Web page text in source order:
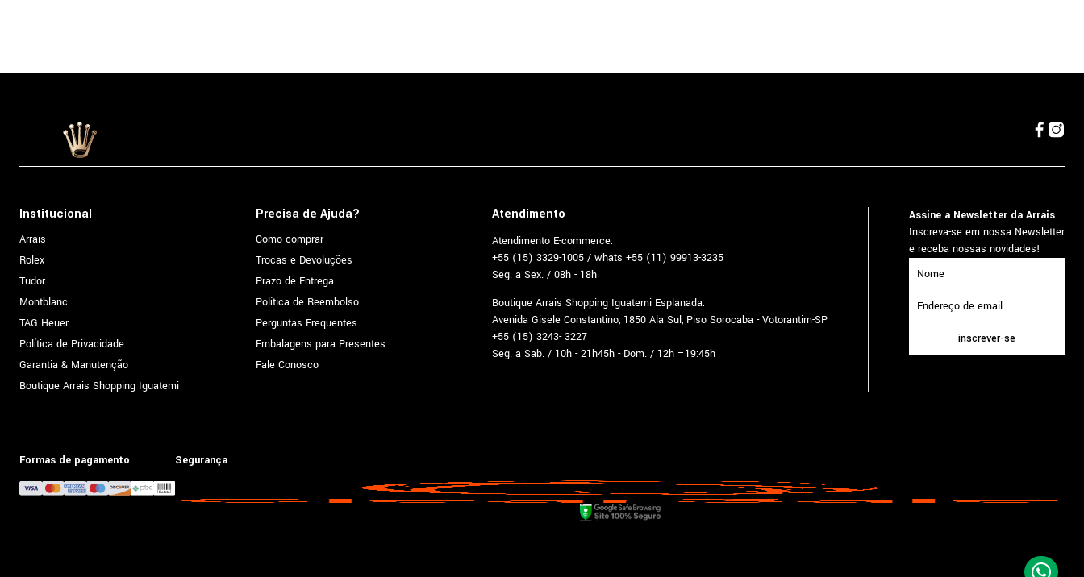
Institucional
Arrais
Rolex
Tudor
Montblanc
TAG Heuer
Política de Privacidade
Garantia & Manutenção
Boutique Arrais Shopping Iguatemi
Precisa de Ajuda?
Como comprar
Trocas e Devoluções
Prazo de Entrega
Política de Reembolso
Perguntas Frequentes
Embalagens para Presentes
Fale Conosco
Atendimento
Atendimento E-commerce:
+55 (15) 3329-1005 / whats +55 (11) 99913-3235
Seg. a Sex. / 08h - 18h
Boutique Arrais Shopping Iguatemi Esplanada:
Avenida Gisele Constantino, 1850 Ala Sul, Piso Sorocaba - Votorantim-SP
+55 (15) 3243- 3227
Seg. a Sab. / 10h - 21h45h - Dom. / 12h –19:45h
Assine a Newsletter da Arrais
Inscreva-se em nossa Newsletter
e receba nossas novidades!
inscrever-se
Formas de pagamento Segurança